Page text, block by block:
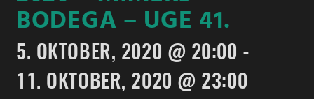
BODEGA – UGE 41.
5. OKTOBER, 2020 @ 20:00 -
11. OKTOBER, 2020 @ 23:00